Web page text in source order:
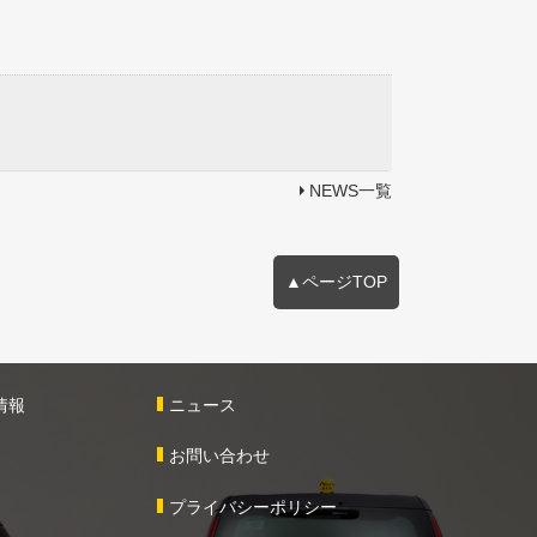
NEWS一覧
▲ページTOP
報 ニュース
お問い合わせ
プライバシーポリシー